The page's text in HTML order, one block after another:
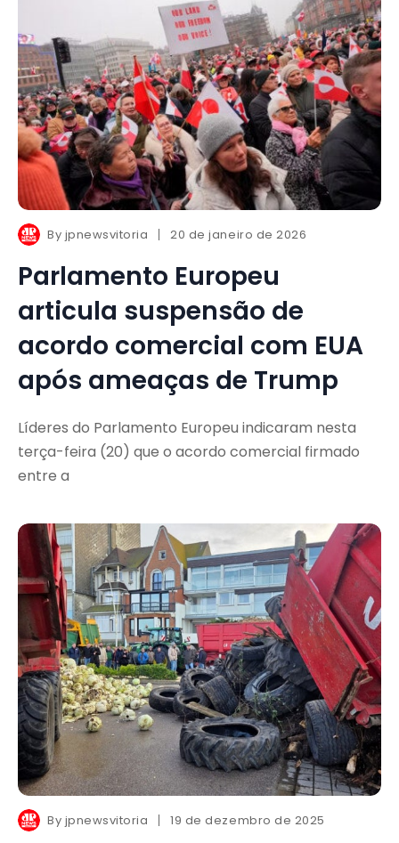
By jpnewsvitoria 20 de janeiro de 2026
Parlamento Europeu
articula suspensão de
acordo comercial com EUA
após ameaças de Trump
Líderes do Parlamento Europeu indicaram nesta
terça-feira (20) que o acordo comercial firmado
entre a
By jpnewsvitoria 19 de dezembro de 2025